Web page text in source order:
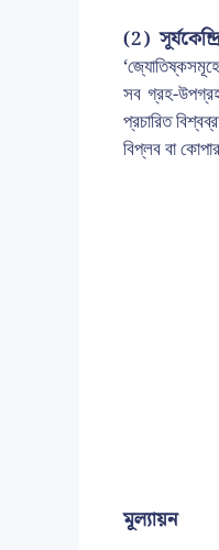
(2)
সব গ্রহ-
প্রচারিত
বিপ্লব বা
মূল্যায়ন